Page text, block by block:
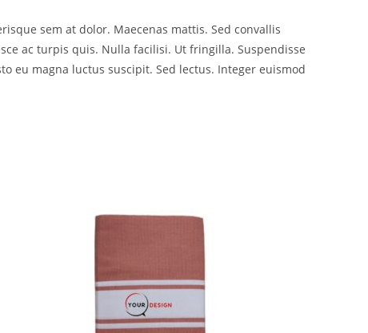
sem at dolor. Maecenas mattis. Sed convallis
ac turpis quis. Nulla facilisi. Ut fringilla. Suspendisse
eu magna luctus suscipit. Sed lectus. Integer euismod